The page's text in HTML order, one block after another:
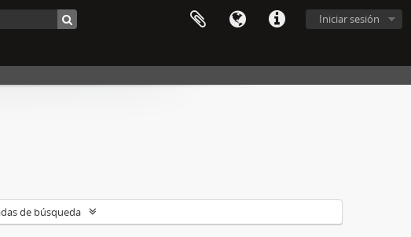
Iniciar sesión
de búsqueda